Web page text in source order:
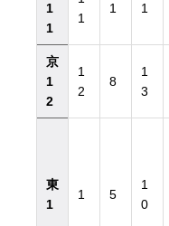
1
1
1
1 1
京
1
2
1
2
8
1
3
東
1
1 5
1
0